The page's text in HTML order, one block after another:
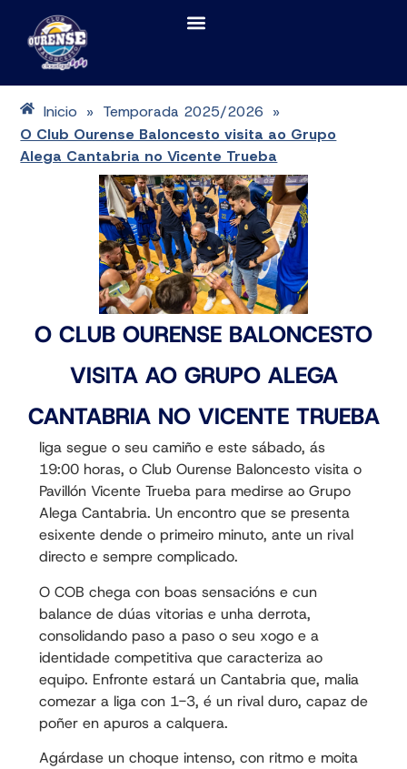
Inicio » Temporada 2025/2026 »
O Club Ourense Baloncesto visita ao Grupo
Alega Cantabria no Vicente Trueba
O CLUB OURENSE BALONCESTO
VISITA AO GRUPO ALEGA
CANTABRIA NO VICENTE TRUEBA
liga segue o seu camiño e este sábado, ás
19:00 horas, o Club Ourense Baloncesto visita o
Pavillón Vicente Trueba para medirse ao Grupo
Alega Cantabria. Un encontro que se presenta
esixente dende o primeiro minuto, ante un rival
directo e sempre complicado.
O COB chega con boas sensacións e cun
balance de dúas vitorias e unha derrota,
consolidando paso a paso o seu xogo e a
identidade competitiva que caracteriza ao
equipo. Enfronte estará un Cantabria que, malia
comezar a liga con 1-3, é un rival duro, capaz de
poñer en apuros a calquera.
Agárdase un choque intenso, con ritmo e moita